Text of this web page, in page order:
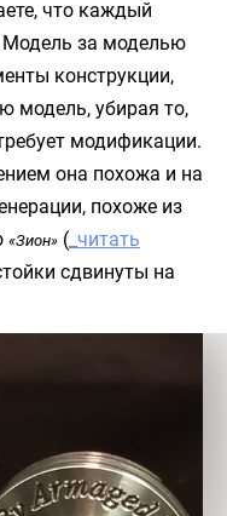
что каждый
за моделью
конструкции,
модель, убирая то,
модификации.
она похожа и на
похоже из
«Зион» ( _читать
сдвинуты на